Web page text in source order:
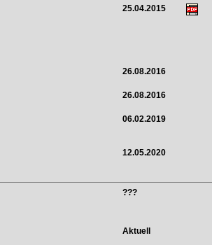
25.04.2015
26.08.2016
26.08.2016
06.02.2019
12.05.2020
???
Aktuell